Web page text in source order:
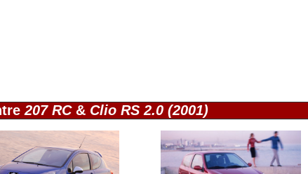
207 RC& Clio RS 2.0 (2001)